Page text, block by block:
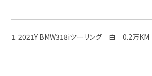
1. 2021Y BMW318iツーリング 白 0.2万KM